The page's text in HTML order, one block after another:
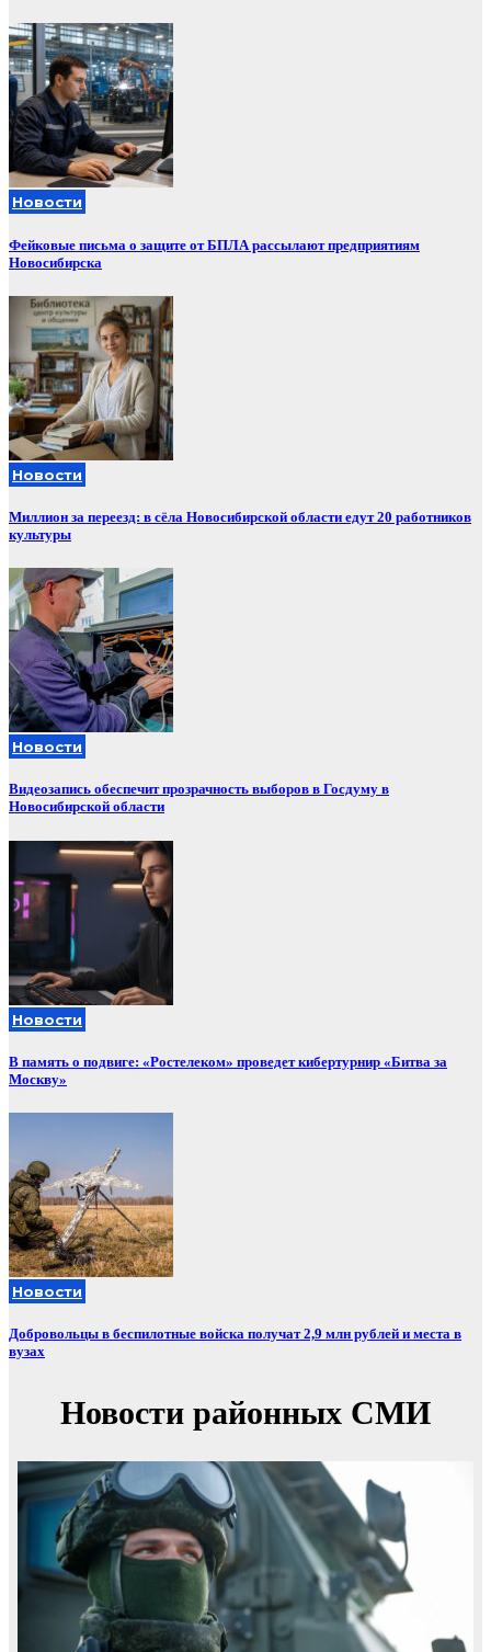
Новости
Фейковые письма о защите от БПЛА рассылают предприятиям
Новосибирска
Новости
Миллион за переезд: в сёла Новосибирской области едут 20 работников
культуры
Новости
Видеозапись обеспечит прозрачность выборов в Госдуму в
Новосибирской области
Новости
В память о подвиге: «Ростелеком» проведет кибертурнир «Битва за
Москву»
Новости
Добровольцы в беспилотные войска получат 2,9 млн рублей и места в
вузах